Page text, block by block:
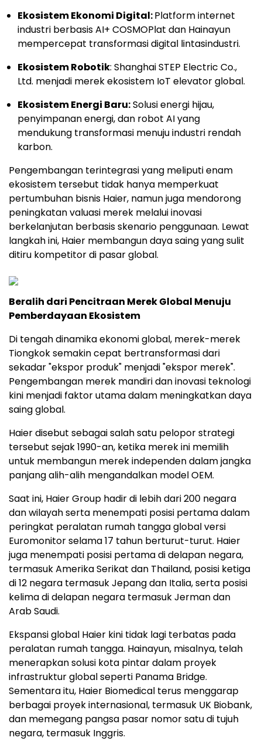
Ekosistem Ekonomi Digital:Platform internet
industri berbasis AI+ COSMOPlat dan Hainayun
mempercepat transformasi digital lintasindustri.
Ekosistem Robotik: Shanghai STEP Electric Co.,
Ltd. menjadi merek ekosistem IoT elevator global.
Ekosistem Energi Baru:Solusi energi hijau,
penyimpanan energi, dan robot AI yang
mendukung transformasi menuju industri rendah
karbon.
Pengembangan terintegrasi yang meliputi enam
ekosistem tersebut tidak hanya memperkuat
pertumbuhan bisnis Haier, namun juga mendorong
peningkatan valuasi merek melalui inovasi
berkelanjutan berbasis skenario penggunaan. Lewat
langkah ini, Haier membangun daya saing yang sulit
ditiru kompetitor di pasar global.
Beralih dari Pencitraan Merek Global Menuju
Pemberdayaan Ekosistem
Di tengah dinamika ekonomi global, merek-merek
Tiongkok semakin cepat bertransformasi dari
sekadar "ekspor produk" menjadi "ekspor merek".
Pengembangan merek mandiri dan inovasi teknologi
kini menjadi faktor utama dalam meningkatkan daya
saing global.
Haier disebut sebagai salah satu pelopor strategi
tersebut sejak 1990-an, ketika merek ini memilih
untuk membangun merek independen dalam jangka
panjang alih-alih mengandalkan model OEM.
Saat ini, Haier Group hadir di lebih dari 200 negara
dan wilayah serta menempati posisi pertama dalam
peringkat peralatan rumah tangga global versi
Euromonitor selama 17 tahun berturut-turut. Haier
juga menempati posisi pertama di delapan negara,
termasuk Amerika Serikat dan Thailand, posisi ketiga
di 12 negara termasuk Jepang dan Italia, serta posisi
kelima di delapan negara termasuk Jerman dan
Arab Saudi.
Ekspansi global Haier kini tidak lagi terbatas pada
peralatan rumah tangga. Hainayun, misalnya, telah
menerapkan solusi kota pintar dalam proyek
infrastruktur global seperti Panama Bridge.
Sementara itu, Haier Biomedical terus menggarap
berbagai proyek internasional, termasuk UK Biobank,
dan memegang pangsa pasar nomor satu di tujuh
negara, termasuk Inggris.